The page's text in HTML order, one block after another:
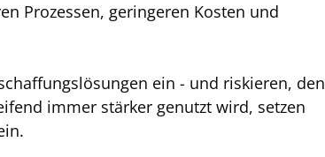
Prozessen, geringeren Kosten und
ein - und riskieren, den
immer stärker genutzt wird, setzen